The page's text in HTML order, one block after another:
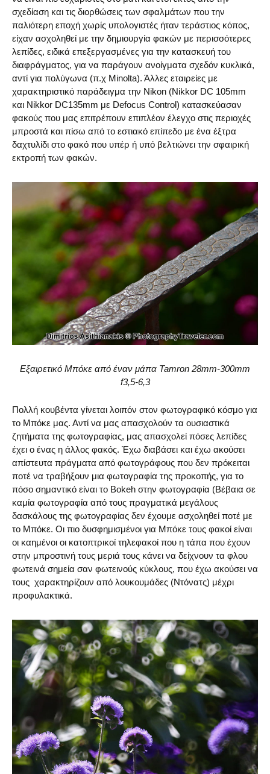
σχεδίαση και τις διορθώσεις των σφαλμάτων που την
παλιότερη εποχή χωρίς υπολογιστές ήταν τεράστιος κόπος,
είχαν ασχοληθεί με την δημιουργία φακών με περισσότερες
λεπίδες, ειδικά επεξεργασμένες για την κατασκευή του
διαφράγματος, για να παράγουν ανοίγματα σχεδόν κυκλικά,
αντί για πολύγωνα (π.χ Minolta). Άλλες εταιρείες με
χαρακτηριστικό παράδειγμα την Nikon (Nikkor DC 105mm
και Nikkor DC135mm με Defocus Control) κατασκεύασαν
φακούς που μας επιτρέπουν επιπλέον έλεγχο στις περιοχές
μπροστά και πίσω από το εστιακό επίπεδο με ένα έξτρα
δαχτυλίδι στο φακό που υπέρ ή υπό βελτιώνει την σφαιρική
εκτροπή των φακών.
Εξαιρετικό Μπόκε από έναν μάπα Tamron 28mm-300mm
f3,5-6,3
Πολλή κουβέντα γίνεται λοιπόν στον φωτογραφικό κόσμο για
το Μπόκε μας. Αντί να μας απασχολούν τα ουσιαστικά
ζητήματα της φωτογραφίας, μας απασχολεί πόσες λεπίδες
έχει ο ένας η άλλος φακός. Έχω διαβάσει και έχω ακούσει
απίστευτα πράγματα από φωτογράφους που δεν πρόκειται
ποτέ να τραβήξουν μια φωτογραφία της προκοπής, για το
πόσο σημαντικό είναι το Bokeh στην φωτογραφία (Βέβαια σε
καμία φωτογραφία από τους πραγματικά μεγάλους
δασκάλους της φωτογραφίας δεν έχουμε ασχοληθεί ποτέ με
το Μπόκε. Οι πιο δυσφημισμένοι για Μπόκε τους φακοί είναι
οι καημένοι οι κατοπτρικοί τηλεφακοί που η τάπα που έχουν
στην μπροστινή τους μεριά τους κάνει να δείχνουν τα φλου
φωτεινά σημεία σαν φωτεινούς κύκλους, που έχω ακούσει να
τους χαρακτηρίζουν από λουκουμάδες (Ντόνατς) μέχρι
προφυλακτικά.